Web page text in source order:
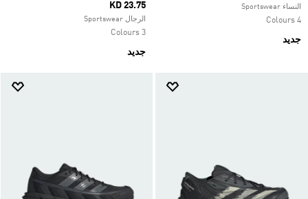
النساء Sportswear
4 Colours
جديد
KD 23.75
الرجال Sportswear
3 Colours
جديد